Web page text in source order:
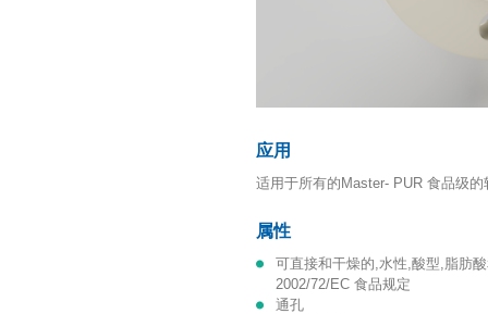
应用
适用于所有的Master- PUR 食品级
属性
可直接和干燥的,水性,酸型,脂肪酸和酒精等介质接触(高达10%ABV),符合
2002/72/EC 食品规定
通孔